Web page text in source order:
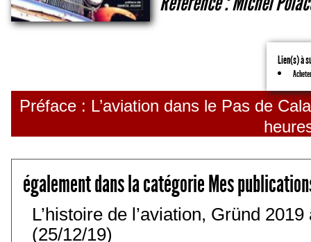
Lien(s) à
Préface : L’aviation dans le Pas de
également dans la catégorie Mes
L’histoire de l’aviation, Gründ
(25/12/19)